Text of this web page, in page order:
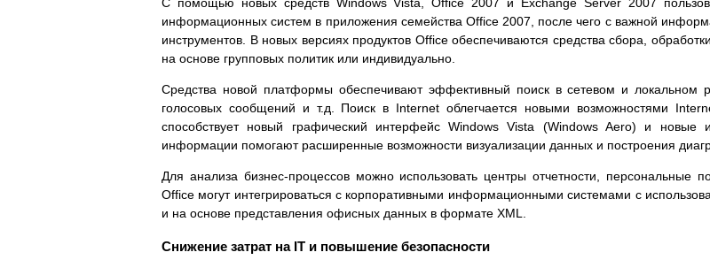
информационных систем в приложения семейства Office 2007, после чего с важной
инструментов. В новых версиях продуктов Office обеспечиваются средства сбора,
на основе групповых политик или индивидуально.
Средства новой платформы обеспечивают эффективный поиск в сетевом и локальном
голосовых сообщений и т.д. Поиск в Internet облегчается новыми возможностями
способствует новый графический интерфейс Windows Vista (Windows Aero) и новые
информации помогают расширенные возможности визуализации данных и построения
Для анализа бизнес-процессов можно использовать центры отчетности,
Office могут интегрироваться с корпоративными информационными системами с
и на основе представления офисных данных в формате XML.
Снижение затрат на IT и повышение безопасности